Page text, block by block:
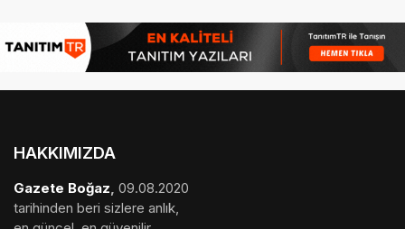
HAKKIMIZDA
Gazete Boğaz, 09.08.2020
tarihinden beri sizlere anlık,